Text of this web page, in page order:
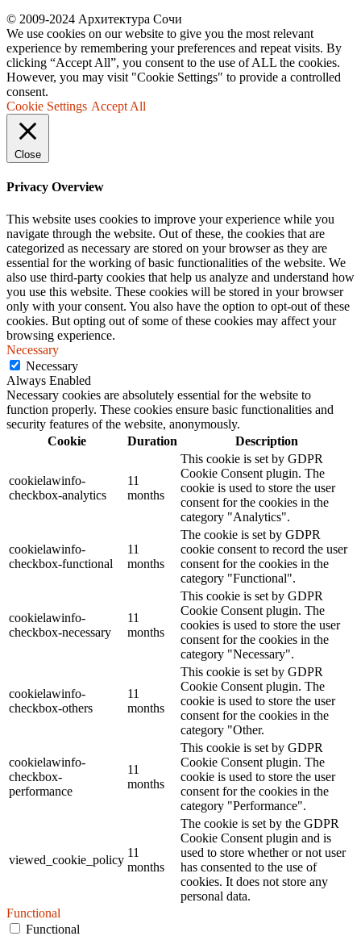
© 2009-2024 Архитектура Сочи
We use cookies on our website to give you the most relevant
experience by remembering your preferences and repeat visits. By
clicking “Accept All”, you consent to the use of ALL the cookies.
However, you may visit "Cookie Settings" to provide a controlled
consent.
Cookie Settings Accept All
Close
Privacy Overview
This website uses cookies to improve your experience while you
navigate through the website. Out of these, the cookies that are
categorized as necessary are stored on your browser as they are
essential for the working of basic functionalities of the website. We
also use third-party cookies that help us analyze and understand how
you use this website. These cookies will be stored in your browser
only with your consent. You also have the option to opt-out of these
cookies. But opting out of some of these cookies may affect your
browsing experience.
Necessary
Necessary
Always Enabled
Necessary cookies are absolutely essential for the website to
function properly. These cookies ensure basic functionalities and
security features of the website, anonymously.
Cookie
Duration Description
cookielawinfo-
checkbox-analytics
11
months
This cookie is set by GDPR
Cookie Consent plugin. The
cookie is used to store the user
consent for the cookies in the
category "Analytics".
cookielawinfo-
checkbox-functional
11
months
The cookie is set by GDPR
cookie consent to record the user
consent for the cookies in the
category "Functional".
cookielawinfo-
checkbox-necessary
11
months
This cookie is set by GDPR
Cookie Consent plugin. The
cookies is used to store the user
consent for the cookies in the
category "Necessary".
cookielawinfo-
checkbox-others
11
months
This cookie is set by GDPR
Cookie Consent plugin. The
cookie is used to store the user
consent for the cookies in the
category "Other.
cookielawinfo-
checkbox-
performance
11
months
This cookie is set by GDPR
Cookie Consent plugin. The
cookie is used to store the user
consent for the cookies in the
category "Performance".
viewed_cookie_policy
11
months
The cookie is set by the GDPR
Cookie Consent plugin and is
used to store whether or not user
has consented to the use of
cookies. It does not store any
personal data.
Functional
Functional